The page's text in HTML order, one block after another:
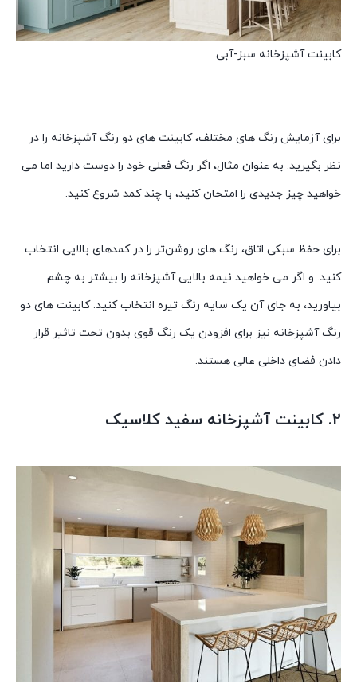
کابینت آشپزخانه سبز-آبی
برای آزمایش رنگ های مختلف، کابینت های دو رنگ آشپزخانه را در
نظر بگیرید. به عنوان مثال، اگر رنگ فعلی خود را دوست دارید اما می
خواهید چیز جدیدی را امتحان کنید، با چند کمد شروع کنید.
برای حفظ سبکی اتاق، رنگ های روشن‌تر را در کمدهای بالایی انتخاب
کنید. و اگر می خواهید نیمه بالایی آشپزخانه را بیشتر به چشم
بیاورید، به جای آن یک سایه رنگ تیره انتخاب کنید. کابینت های دو
رنگ آشپزخانه نیز برای افزودن یک رنگ قوی بدون تحت تاثیر قرار
دادن فضای داخلی عالی هستند.
2. کابینت آشپزخانه سفید کلاسیک